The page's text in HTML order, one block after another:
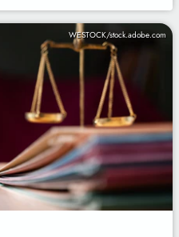
WESTOCK/stock.adobe.com